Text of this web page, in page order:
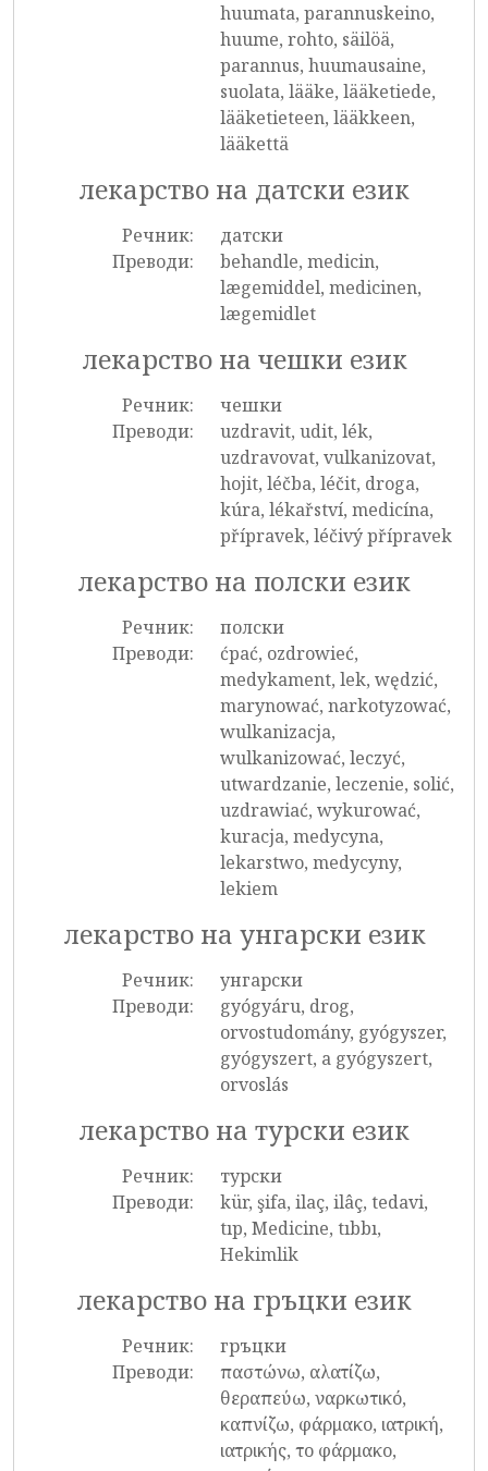
huumata, parannuskeino,
huume, rohto, säilöä,
parannus, huumausaine,
suolata, lääke, lääketiede,
lääketieteen, lääkkeen,
lääkettä
лекарство на датски език
Речник:
датски
Преводи:
behandle, medicin,
lægemiddel, medicinen,
lægemidlet
лекарство на чешки език
Речник:
чешки
Преводи:
uzdravit, udit, lék,
uzdravovat, vulkanizovat,
hojit, léčba, léčit, droga,
kúra, lékařství, medicína,
přípravek, léčivý přípravek
лекарство на полски език
Речник:
полски
Преводи:
ćpać, ozdrowieć,
medykament, lek, wędzić,
marynować, narkotyzować,
wulkanizacja,
wulkanizować, leczyć,
utwardzanie, leczenie, solić,
uzdrawiać, wykurować,
kuracja, medycyna,
lekarstwo, medycyny,
lekiem
лекарство на унгарски език
Речник:
унгарски
Преводи:
gyógyáru, drog,
orvostudomány, gyógyszer,
gyógyszert, a gyógyszert,
orvoslás
лекарство на турски език
Речник:
турски
Преводи:
kür, şifa, ilaç, ilâç, tedavi,
tıp, Medicine, tıbbı,
Hekimlik
лекарство на гръцки език
Речник:
гръцки
Преводи:
παστώνω, αλατίζω,
θεραπεύω, ναρκωτικό,
καπνίζω, φάρμακο, ιατρική,
ιατρικής, το φάρμακο,